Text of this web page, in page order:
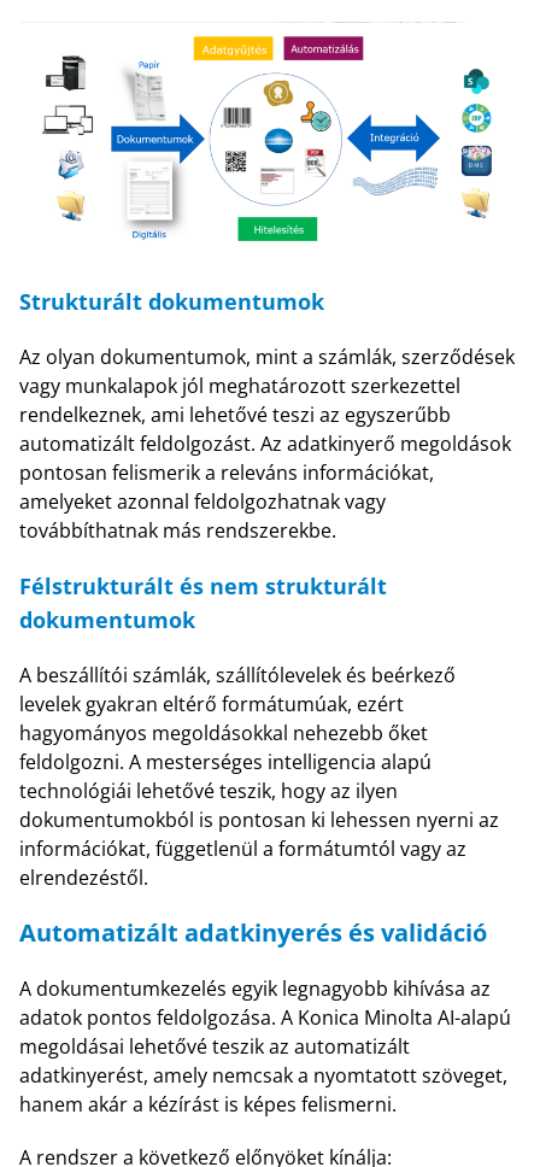
Strukturált dokumentumok
Az olyan dokumentumok, mint a számlák, szerződések
vagy munkalapok jól meghatározott szerkezettel
rendelkeznek, ami lehetővé teszi az egyszerűbb
automatizált feldolgozást. Az adatkinyerő megoldások
pontosan felismerik a releváns információkat,
amelyeket azonnal feldolgozhatnak vagy
továbbíthatnak más rendszerekbe.
Félstrukturált és nem strukturált
dokumentumok
A beszállítói számlák, szállítólevelek és beérkező
levelek gyakran eltérő formátumúak, ezért
hagyományos megoldásokkal nehezebb őket
feldolgozni. A mesterséges intelligencia alapú
technológiái lehetővé teszik, hogy az ilyen
dokumentumokból is pontosan ki lehessen nyerni az
információkat, függetlenül a formátumtól vagy az
elrendezéstől.
Automatizált adatkinyerés és validáció
A dokumentumkezelés egyik legnagyobb kihívása az
adatok pontos feldolgozása. A Konica Minolta AI-alapú
megoldásai lehetővé teszik az automatizált
adatkinyerést, amely nemcsak a nyomtatott szöveget,
hanem akár a kézírást is képes felismerni.
A rendszer a következő előnyöket kínálja: